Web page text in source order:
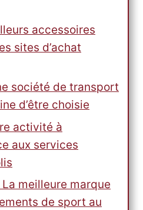
accessoires
sites d’achat
société de transport
d’être choisie
activité à
aux services
La meilleure marque
de sport au